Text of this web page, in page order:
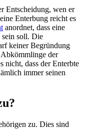
Entscheidung, wen er
Enterbung reicht es
anordnet, dass eine
sein soll. Die
keiner Begründung
der
nicht, dass der Enterbte
immer seinen
zu. Dies sind